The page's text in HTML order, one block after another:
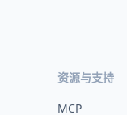
资源与支持
MCP